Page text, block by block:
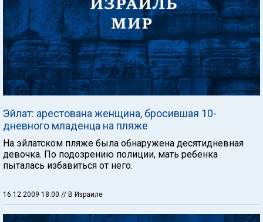
Эйлат: арестована женщина, бросившая 10-
дневного младенца на пляже
На эйлатском пляже была обнаружена десятидневная
девочка. По подозрению полиции, мать ребенка
пыталась избавиться от него.
16.12.2009 18:00 // В Израиле